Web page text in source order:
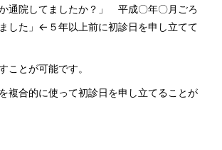
か通院してましたか？」 平成〇年〇月ごろ
した」←５年以上前に初診日を申し立てて
ことが可能です。
複合的に使って初診日を申し立てることが